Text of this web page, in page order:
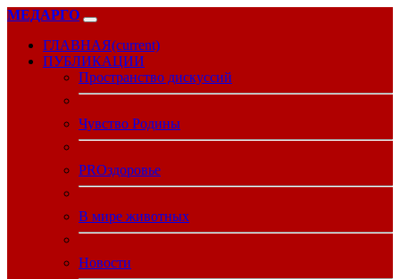
МЕДАРГО
ГЛАВНАЯ(current)
ПУБЛИКАЦИИ
Пространство дискуссий
Чувство Родины
PROздоровье
В мире животных
Новости